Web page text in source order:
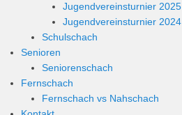
Jugendvereinsturnier 2025
Jugendvereinsturnier 2024
Schulschach
Senioren
Seniorenschach
Fernschach
Fernschach vs Nahschach